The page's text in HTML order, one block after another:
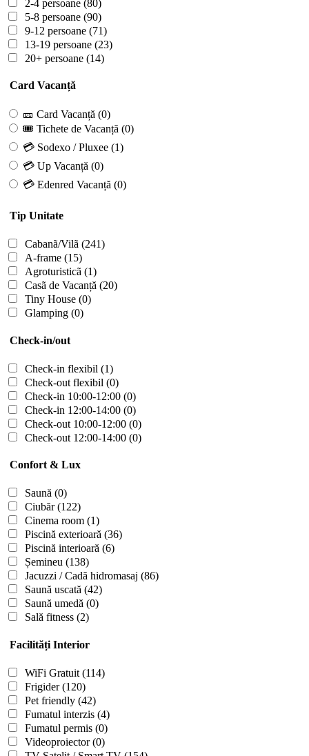
2-4 persoane (80)
5-8 persoane (90)
9-12 persoane (71)
13-19 persoane (23)
20+ persoane (14)
Card Vacanță
🎫 Card Vacanță (0)
🎟 Tichete de Vacanță (0)
💳 Sodexo / Pluxee (1)
💳 Up Vacanță (0)
💳 Edenred Vacanță (0)
Tip Unitate
Cabanã/Vilã (241)
A-frame (15)
Agroturisticã (1)
Casã de Vacanță (20)
Tiny House (0)
Glamping (0)
Check-in/out
Check-in flexibil (1)
Check-out flexibil (0)
Check-in 10:00-12:00 (0)
Check-in 12:00-14:00 (0)
Check-out 10:00-12:00 (0)
Check-out 12:00-14:00 (0)
Confort & Lux
Saună (0)
Ciubăr(122)
Cinema room (1)
Piscină exterioară (36)
Piscină interioară (6)
Șemineu (138)
Jacuzzi / Cadă hidromasaj (86)
Saună uscată (42)
Saună umedă (0)
Sală fitness (2)
Facilități Interior
WiFi Gratuit (114)
Frigider(120)
Pet friendly (42)
Fumatul interzis (4)
Fumatul permis (0)
Videoproiector(0)